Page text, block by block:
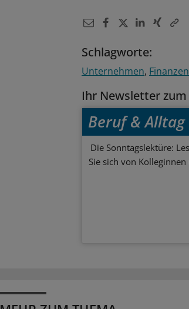
Schlagworte:
Unternehmen
Ihr Newsletter zum
Beruf & Alltag
Die Sonntagslektüre:
Sie sich von